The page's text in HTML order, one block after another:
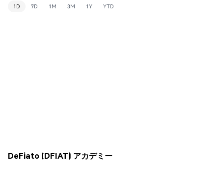
1D 7D 1M 3M 1Y YTD
DeFiato (DFIAT) アカデミー